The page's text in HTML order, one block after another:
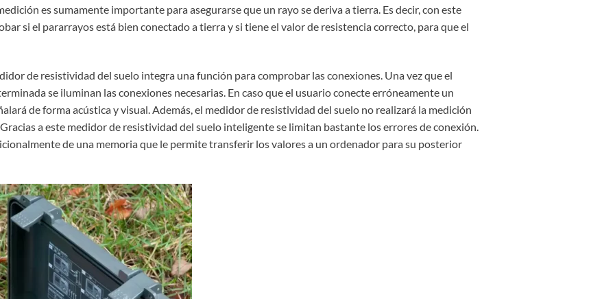
es sumamente importante para asegurarse que un rayo se deriva a tierra. Es decir, con este
si el pararrayos está bien conectado a tierra y si tiene el valor de resistencia correcto, para que el
de resistividad del suelo integra una función para comprobar las conexiones. Una vez que el
se iluminan las conexiones necesarias. En caso que el usuario conecte erróneamente un
de forma acústica y visual. Además, el medidor de resistividad del suelo no realizará la medición
a este medidor de resistividad del suelo inteligente se limitan bastante los errores de conexión.
de una memoria que le permite transferir los valores a un ordenador para su posterior